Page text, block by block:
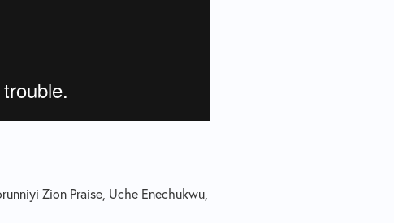
Zion Praise, Uche Enechukwu,